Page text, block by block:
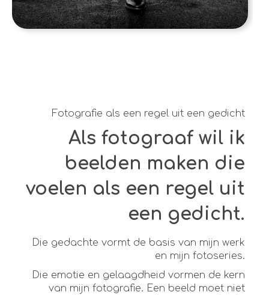
Fotografie als een regel uit een gedicht
Als fotograaf wil ik
beelden maken die
voelen als een regel uit
een gedicht.
Die gedachte vormt de basis van mijn werk
en mijn fotoseries.
Die emotie en gelaagdheid vormen de kern
van mijn fotografie. Een beeld moet niet